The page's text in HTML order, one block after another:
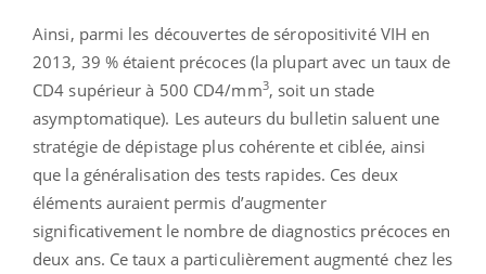
Ainsi, parmi les découvertes de séropositivité VIH en
2013, 39 % étaient précoces (la plupart avec un taux de
CD4 supérieur à 500 CD4/mm3, soit un stade
asymptomatique). Les auteurs du bulletin saluent une
stratégie de dépistage plus cohérente et ciblée, ainsi
que la généralisation des tests rapides. Ces deux
éléments auraient permis d’augmenter
significativement le nombre de diagnostics précoces en
deux ans. Ce taux a particulièrement augmenté chez les